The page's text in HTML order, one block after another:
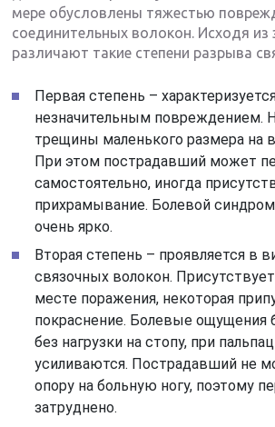
мере обусловлены тяжестью
соединительных волокон. Исходя из
различают такие степени разрыва
Первая степень –
незначительным повреждением.
трещины маленького размера на
При этом пострадавший может
самостоятельно, иногда
прихрамывание. Болевой
очень ярко.
Вторая степень – проявляется в
связочных волокон.
месте поражения, некоторая
покраснение. Болевые ощущения
без нагрузки на стопу, при
усиливаются. Пострадавший не
опору на больную ногу, поэтому
затруднено.